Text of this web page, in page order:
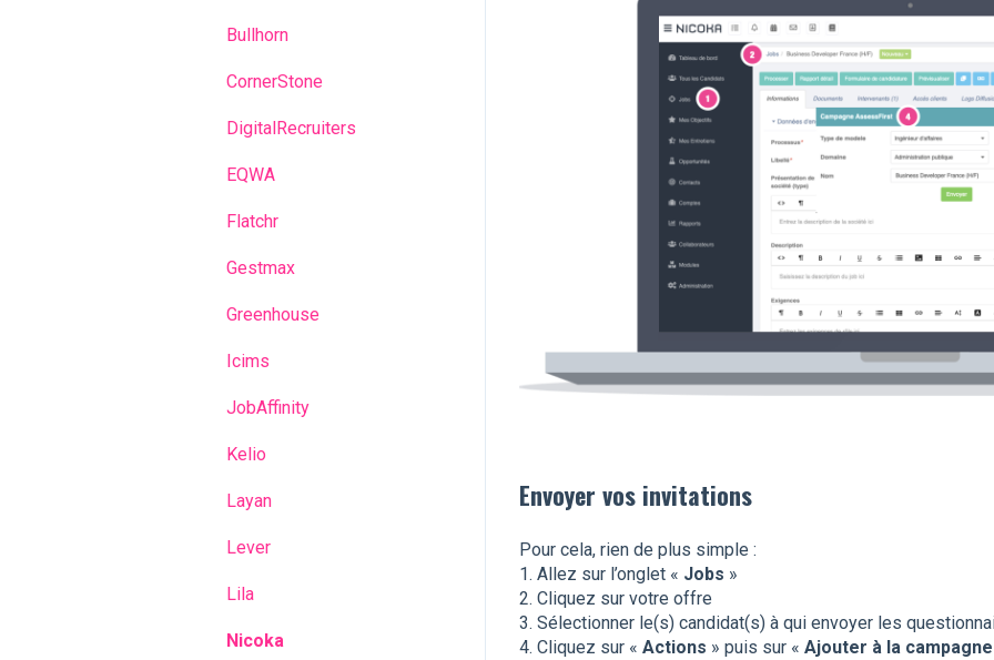
Envoyer vos invitations
Pour cela, rien de plus simple :
1. Allez sur l’onglet « Jobs »
2. Cliquez sur votre offre
3. Sélectionner le(s) candidat(s) à qui envoyer les
4. Cliquez sur « Actions » puis sur « Ajouter à la
Bullhorn
CornerStone
DigitalRecruiters
EQWA
Flatchr
Gestmax
Greenhouse
Icims
JobAffinity
Kelio
Layan
Lever
Lila
Nicoka